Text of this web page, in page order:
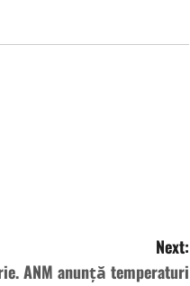
Next:
ANM anunță temperaturi